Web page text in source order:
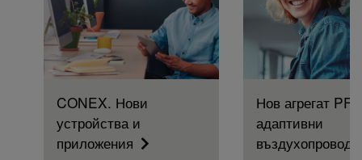
CONEX. Нови
устройства и
приложения
Нов агрегат
адаптивни